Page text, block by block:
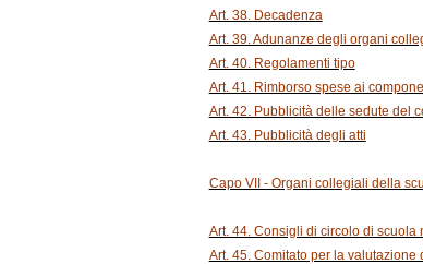
Art. 38. Decadenza
Art. 39. Adunanze degli organi
Art. 40. Regolamenti tipo
Art. 41. Rimborso spese ai
Art. 42. Pubblicità delle sedute del
Art. 43. Pubblicità degli atti
Capo VII - Organi collegiali della
Art. 44. Consigli di circolo di scuola
Art. 45. Comitato per la